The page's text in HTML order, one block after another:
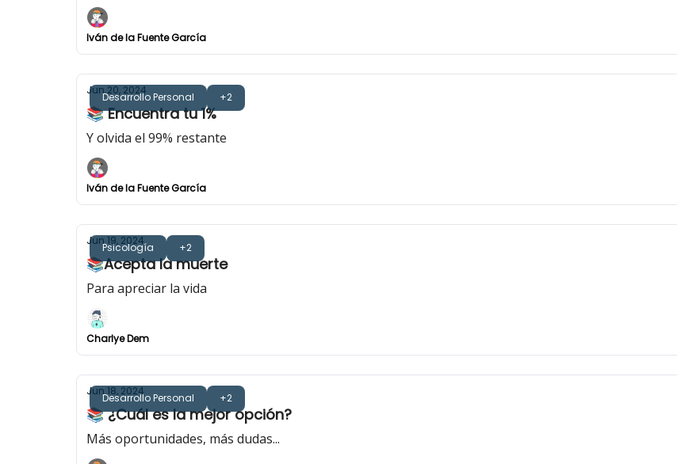
Iván de la Fuente García
Desarrollo Personal +2
Jun 20, 2024
📚 Encuentra tu 1%
Y olvida el 99% restante
Iván de la Fuente García
Psicología +2
Jun 19, 2024
📚Acepta la muerte
Para apreciar la vida
Charlye Dem
Desarrollo Personal +2
Jun 18, 2024
📚 ¿Cuál es la mejor opción?
Más oportunidades, más dudas...